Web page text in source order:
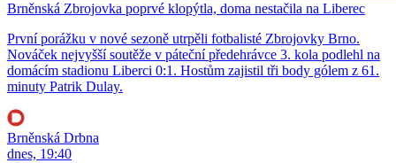
Brněnská Zbrojovka poprvé klopýtla, doma nestačila na Liberec
První porážku v nové sezoně utrpěli fotbalisté Zbrojovky Brno.
Nováček nejvyšší soutěže v páteční předehrávce 3. kola podlehl na
domácím stadionu Liberci 0:1. Hostům zajistil tři body gólem z 61.
minuty Patrik Dulay.
Brněnská Drbna
dnes, 19:40